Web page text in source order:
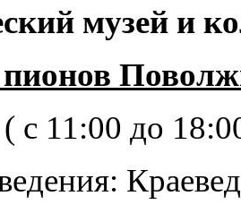
музей и
( с 11:00 до